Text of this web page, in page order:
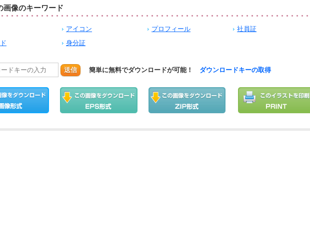
画像のキーワード
アイコン プロフィール
社員証
身分証
送信 簡単に無料でダウンロードが可能！ ダウンロードキーの取得